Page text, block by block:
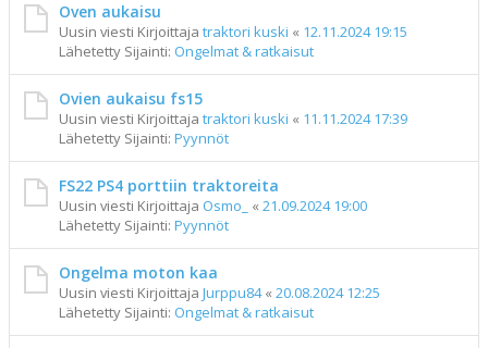
Oven aukaisu
Uusin viesti Kirjoittaja traktori kuski « 12.11.2024 19:15
Lähetetty Sijainti: Ongelmat & ratkaisut
Ovien aukaisu fs15
Uusin viesti Kirjoittaja traktori kuski « 11.11.2024 17:39
Lähetetty Sijainti: Pyynnöt
FS22 PS4 porttiin traktoreita
Uusin viesti Kirjoittaja Osmo_ « 21.09.2024 19:00
Lähetetty Sijainti: Pyynnöt
Ongelma moton kaa
Uusin viesti Kirjoittaja Jurppu84« 20.08.2024 12:25
Lähetetty Sijainti: Ongelmat & ratkaisut